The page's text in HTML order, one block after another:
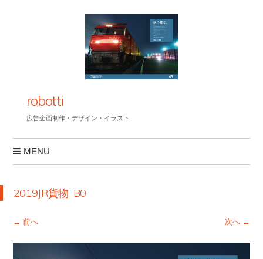
robotti
広告企画制作・デザイン・イラスト
MENU
2019JR貨物_B0
← 前へ 次へ →